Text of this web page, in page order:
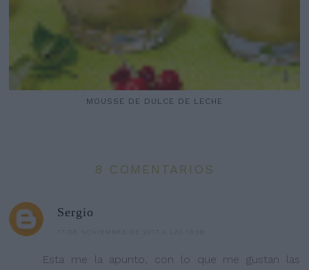
MOUSSE DE DULCE DE LECHE
8 COMENTARIOS
Sergio
Esta me la apunto, con lo que me gustan las